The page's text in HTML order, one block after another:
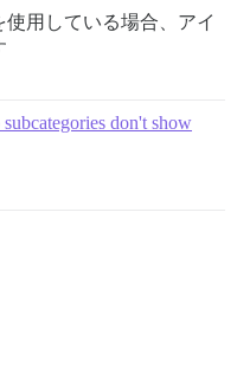
用している場合、アイ
don't show